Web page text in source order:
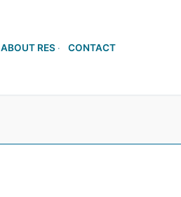
ABOUT RES CONTACT